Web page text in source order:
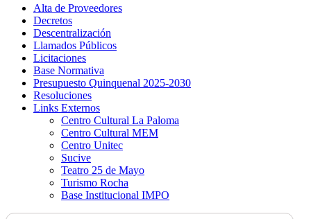
Alta de Proveedores
Decretos
Descentralización
Llamados Públicos
Licitaciones
Base Normativa
Presupuesto Quinquenal 2025-2030
Resoluciones
Links Externos
Centro Cultural La Paloma
Centro Cultural MEM
Centro Unitec
Sucive
Teatro 25 de Mayo
Turismo Rocha
Base Institucional IMPO